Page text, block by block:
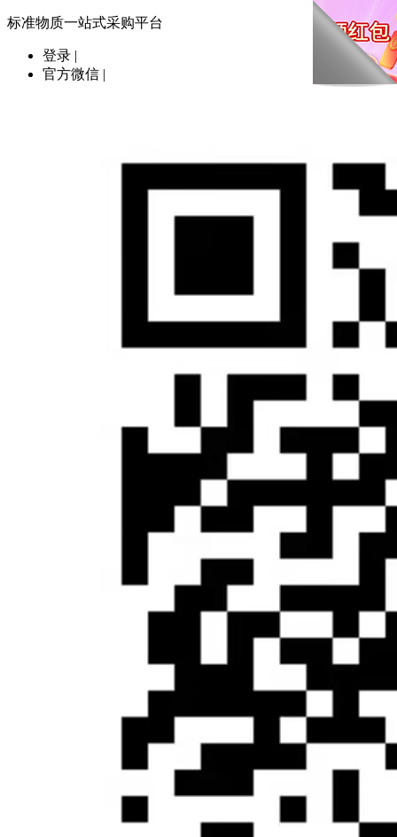
标准物质一站式采购平台
登录 |
官方微信 |